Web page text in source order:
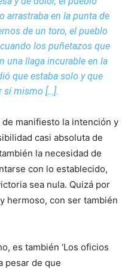
arrastraba en la punta de
de un toro, el pueblo
los puñetazos que
una llaga incurable en la
que estaba solo y que
sí mismo […].
manifiesto la intención y
casi absoluta de
la necesidad de
con lo establecido,
sea nula. Quizá por
hermoso, con ser también
es también ‘Los oficios
pesar de que